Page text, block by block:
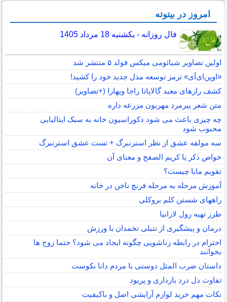
امروز در بیتوته
فال روزانه - یکشنبه 18 مرداد 1405
اولین تصاویر شیائومی میکس فولد ۵ منتشر شد
«اوپن‌ای‌آی» ترمز توسعه مدل جدید خود را کشید!
کشف رازهای معبد گالاپاتا راجا ویهارا (+تصاویر)
متن شعر پیرمرد مهربون مزرعه داره
چه چیزی باعث می شود دکوراسیون خانه به سبک ایتالیایی
محبوب شود
سه مولفه عشق از نظر استرنبرگ + تست عشق استرنبرگ
خواص ذکر یا کریم الصفح و معنای آن
تقویم مایا چیست؟
آموزش مرحله به مرحله فرنچ ناخن در خانه
راههای شستن کلم بروکلی
طرز تهیه رول لازانیا
درمان و پیشگیری از تنبلی تخمدان با ورزش
احترام در رابطه زناشویی چگونه ایجاد می شود؟ حتما زوج ها
بخوانند
داستان ضرب المثل دوستی با مردم دانا نكوست
تفاوت دل درد بارداری و پریود
نکات مهم خرید لوازم آرایشی اصل و باکیفیت